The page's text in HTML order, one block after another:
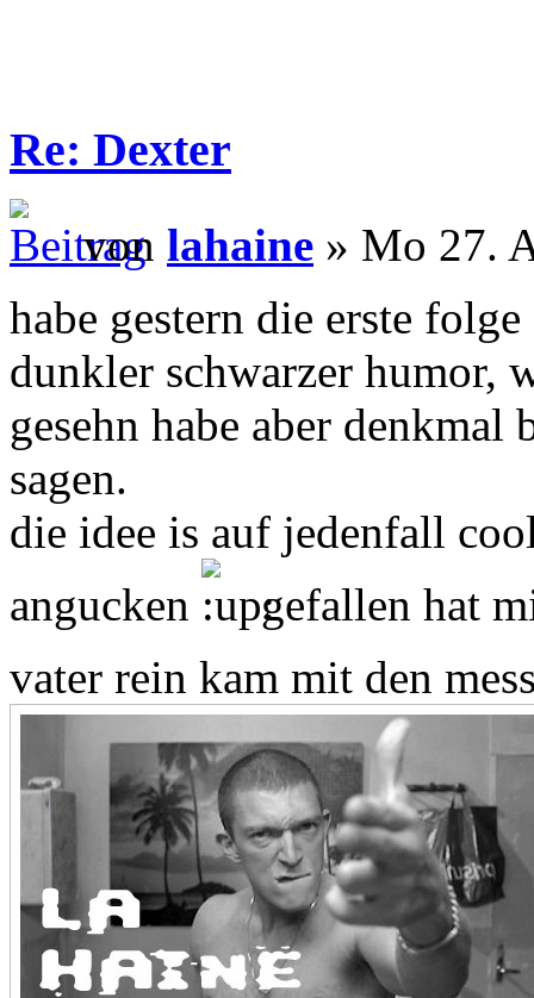
Re: Dexter
von lahaine » Mo 27.
habe gestern die erste
dunkler schwarzer humor,
gesehn habe aber denkmal
sagen.
die idee is auf jedenfall
angucken
gefallen hat
vater rein kam mit den